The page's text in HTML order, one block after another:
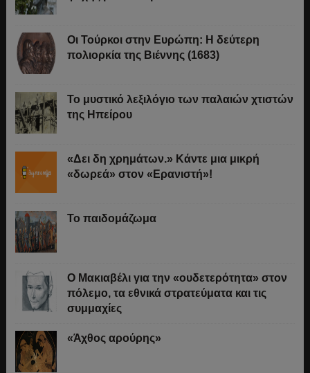
Οι Τούρκοι στην Ευρώπη: Η δεύτερη
πολιορκία της Βιέννης (1683)
Το μυστικό λεξιλόγιο των παλαιών χτιστών
της Ηπείρου
«Δει δη χρημάτων.» Κάντε μια μικρή
«δωρεά» στον «Ερανιστή»!
Το παιδομάζωμα
O Μακιαβέλι για την «ουδετερότητα» στον
πόλεμο, τα εθνικά στρατεύματα και τις
συμμαχίες
«Άχθος αρούρης»